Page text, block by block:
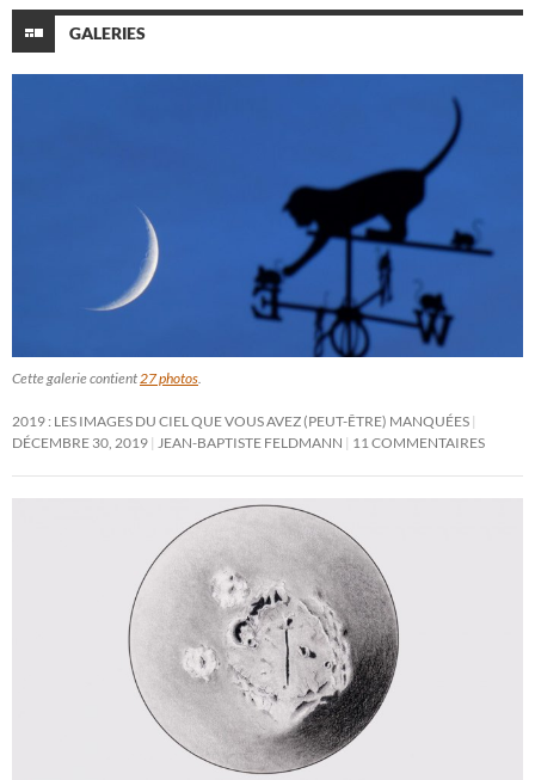
GALERIES
Cette galerie contient 27 photos
2019 : LES IMAGES DU CIEL QUE VOUS AVEZ (PEUT-ÊTRE) MANQUÉES
DÉCEMBRE 30, 2019
JEAN-BAPTISTE FELDMANN 11 COMMENTAIRES